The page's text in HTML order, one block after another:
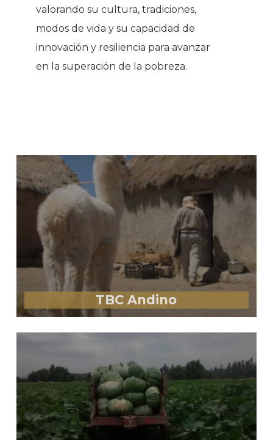
valorando su cultura, tradiciones,
modos de vida y su capacidad de
innovación y resiliencia para avanzar
en la superación de la pobreza.
TBC Andino